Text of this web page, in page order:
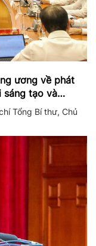
ương về phát
sáng tạo và
Tổng Bí thư, Chủ